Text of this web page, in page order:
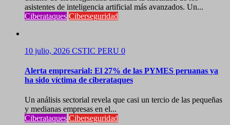
asistentes de inteligencia artificial más avanzados. Un...
Ciberataques Ciberseguridad
10 julio, 2026 CSTIC PERU 0
Alerta empresarial: El 27% de las PYMES peruanas ya
ha sido víctima de ciberataques
Un análisis sectorial revela que casi un tercio de las pequeñas
y medianas empresas en el...
Ciberataques Ciberseguridad